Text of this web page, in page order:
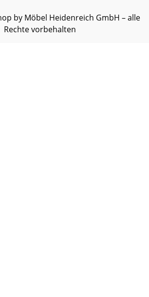
by Möbel Heidenreich GmbH – alle
Rechte vorbehalten